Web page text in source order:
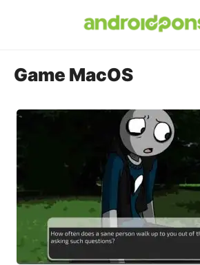
Game MacOS